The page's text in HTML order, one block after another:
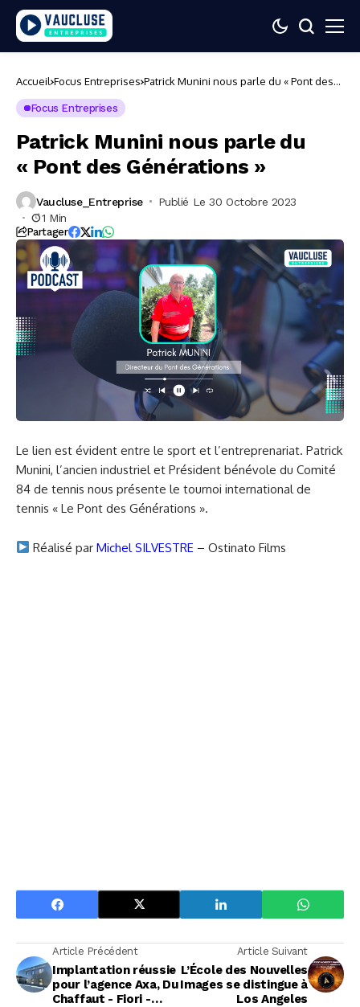
Accueil Focus Entreprises Patrick Munini nous parle du « Pont des
Focus Entreprises
Patrick Munini nous parle du
« Pont des Générations »
Vaucluse_Entreprise
Publié Le 30 Octobre 2023
1 Min
Partager
Le lien est évident entre le sport et l’entreprenariat. Patrick
Munini, l’ancien industriel et Président bénévole du Comité
84 de tennis nous présente le tournoi international de
tennis « Le Pont des Générations ».
Réalisé parMichel SILVESTRE – Ostinato Films
Article Précédent
Implantation réussie
pour l’agence Axa, Du
Chaffaut - Fiori -
Article Suivant
L’École des Nouvelles
Images se distingue à
Los Angeles